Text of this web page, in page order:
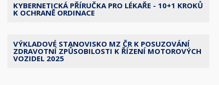
KYBERNETICKÁ PŘÍRUČKA PRO LÉKAŘE - 10+1 KROKŮ
K OCHRANĚ ORDINACE
VÝKLADOVÉ STANOVISKO MZ ČR K POSUZOVÁNÍ
ZDRAVOTNÍ ZPŮSOBILOSTI K ŘÍZENÍ MOTOROVÝCH
VOZIDEL 2025